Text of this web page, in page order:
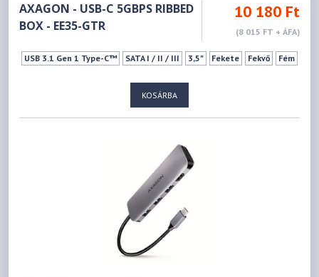
AXAGON - USB-C 5GBPS RIBBED
BOX - EE35-GTR
10 180 Ft
(8 015 FT + ÁFA)
USB 3.1 Gen 1 Type-C™ SATA I / II / III 3,5" Fekete Fekvő Fém
KOSÁRBA